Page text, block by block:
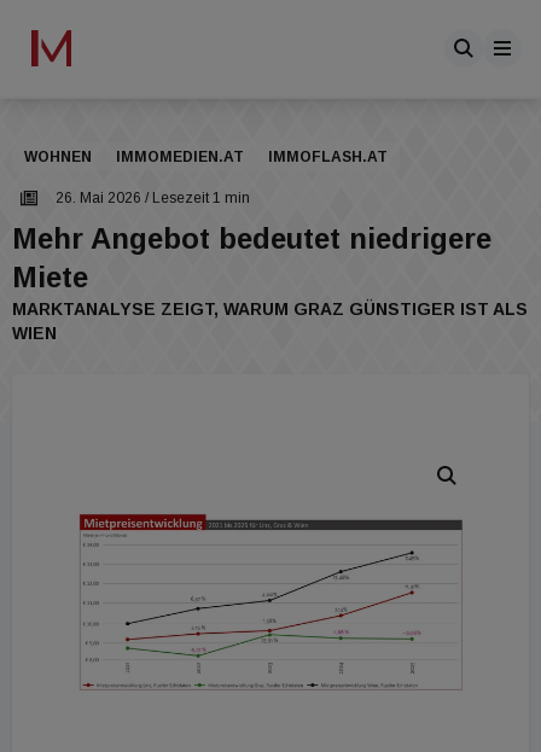
WOHNEN IMMOMEDIEN.AT IMMOFLASH.AT
26. Mai 2026 / Lesezeit 1 min
Mehr Angebot bedeutet niedrigere
Miete
MARKTANALYSE ZEIGT, WARUM GRAZ GÜNSTIGER IST ALS
WIEN